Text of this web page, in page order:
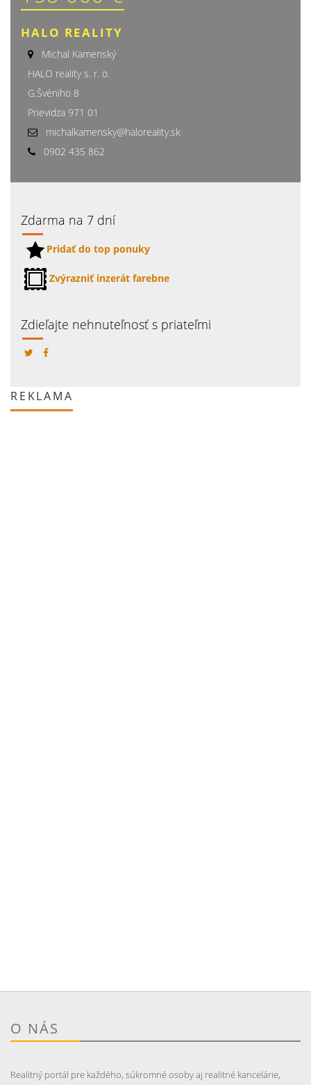
HALO REALITY
Michal Kamenský
HALO reality s. r. o.
G.Švéniho 8
Prievidza 971 01
michalkamensky@haloreality.sk
0902 435 862
Zdarma na 7 dní
Pridať do top ponuky
Zvýrazniť inzerát farebne
Zdieľajte nehnuteľnosť s priateľmi
REKLAMA
O NÁS
Realitný portál pre každého, súkromné osoby aj realitné kancelárie,